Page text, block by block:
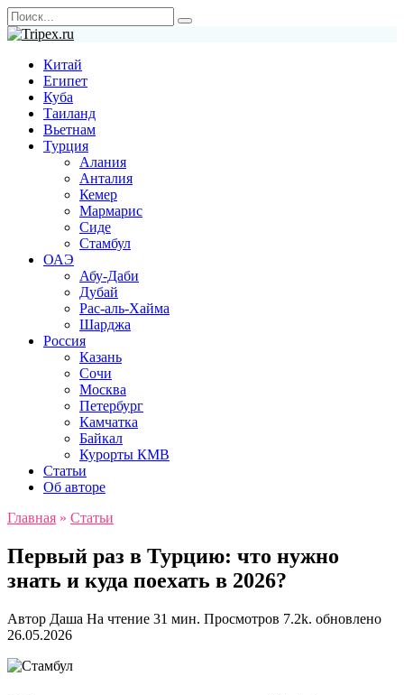
Перейти
к
содержанию
Search
for:
Китай
Египет
Куба
Таиланд
Вьетнам
Турция
Алания
Анталия
Кемер
Мармарис
Сиде
Стамбул
ОАЭ
Абу-Даби
Дубай
Рас-аль-Хайма
Шарджа
Россия
Казань
Сочи
Москва
Петербург
Камчатка
Байкал
Курорты КМВ
Статьи
Об авторе
Главная » Статьи
Первый раз в Турцию: что нужно
знать и куда поехать в 2026?
Автор Даша На чтение 31 мин. Просмотров 7.2k. обновлено
26.05.2026